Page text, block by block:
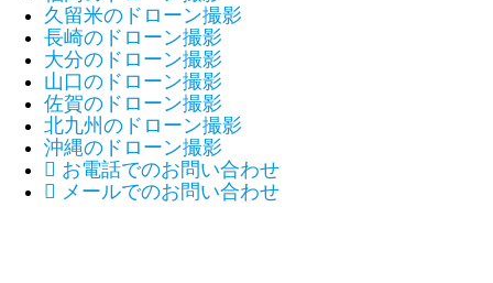
久留米のドローン撮影
長崎のドローン撮影
大分のドローン撮影
山口のドローン撮影
佐賀のドローン撮影
北九州のドローン撮影
沖縄のドローン撮影
 お電話でのお問い合わせ
 メールでのお問い合わせ